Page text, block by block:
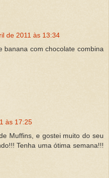
de 2011 às 13:34
banana com chocolate combina
às 17:25
Muffins, e gostei muito do seu
Tenha uma ótima semana!!!